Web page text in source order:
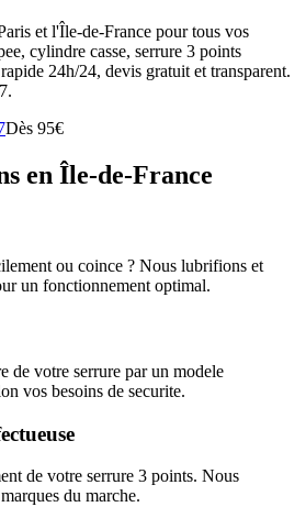
et l'Île-de-France pour tous vos
cylindre casse, serrure 3 points
24h/24, devis gratuit et transparent.
Dès 95€
en Île-de-France
ou coince ? Nous lubrifions et
un fonctionnement optimal.
de votre serrure par un modele
vos besoins de securite.
de votre serrure 3 points. Nous
du marche.